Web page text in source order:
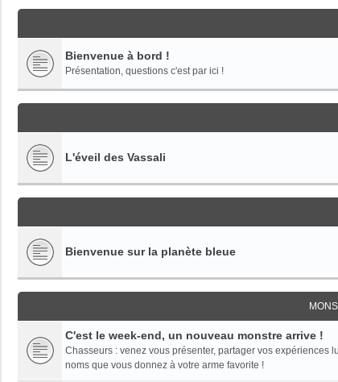
Bienvenue à bord !
Présentation, questions c'est par ici !
L'éveil des Vassali
Bienvenue sur la planète bleue
C'est le week-end, un nouveau monstre arrive !
Chasseurs : venez vous présenter, partager vos
noms que vous donnez à votre arme favorite !